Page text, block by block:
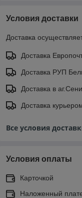
Условия доставки
Доставка
Доставка
Доставка РУП
Доставка в
Доставка
Все условия
Условия оплаты
Карточкой
Наложенный